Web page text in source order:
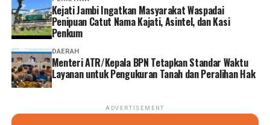
‎Kejati Jambi Ingatkan Masyarakat Waspadai
Penipuan Catut Nama Kajati, Asintel, dan Kasi
Penkum
DAERAH
Menteri ATR/Kepala BPN Tetapkan Standar Waktu
Layanan untuk Pengukuran Tanah dan Peralihan Hak
ADVERTISEMENT